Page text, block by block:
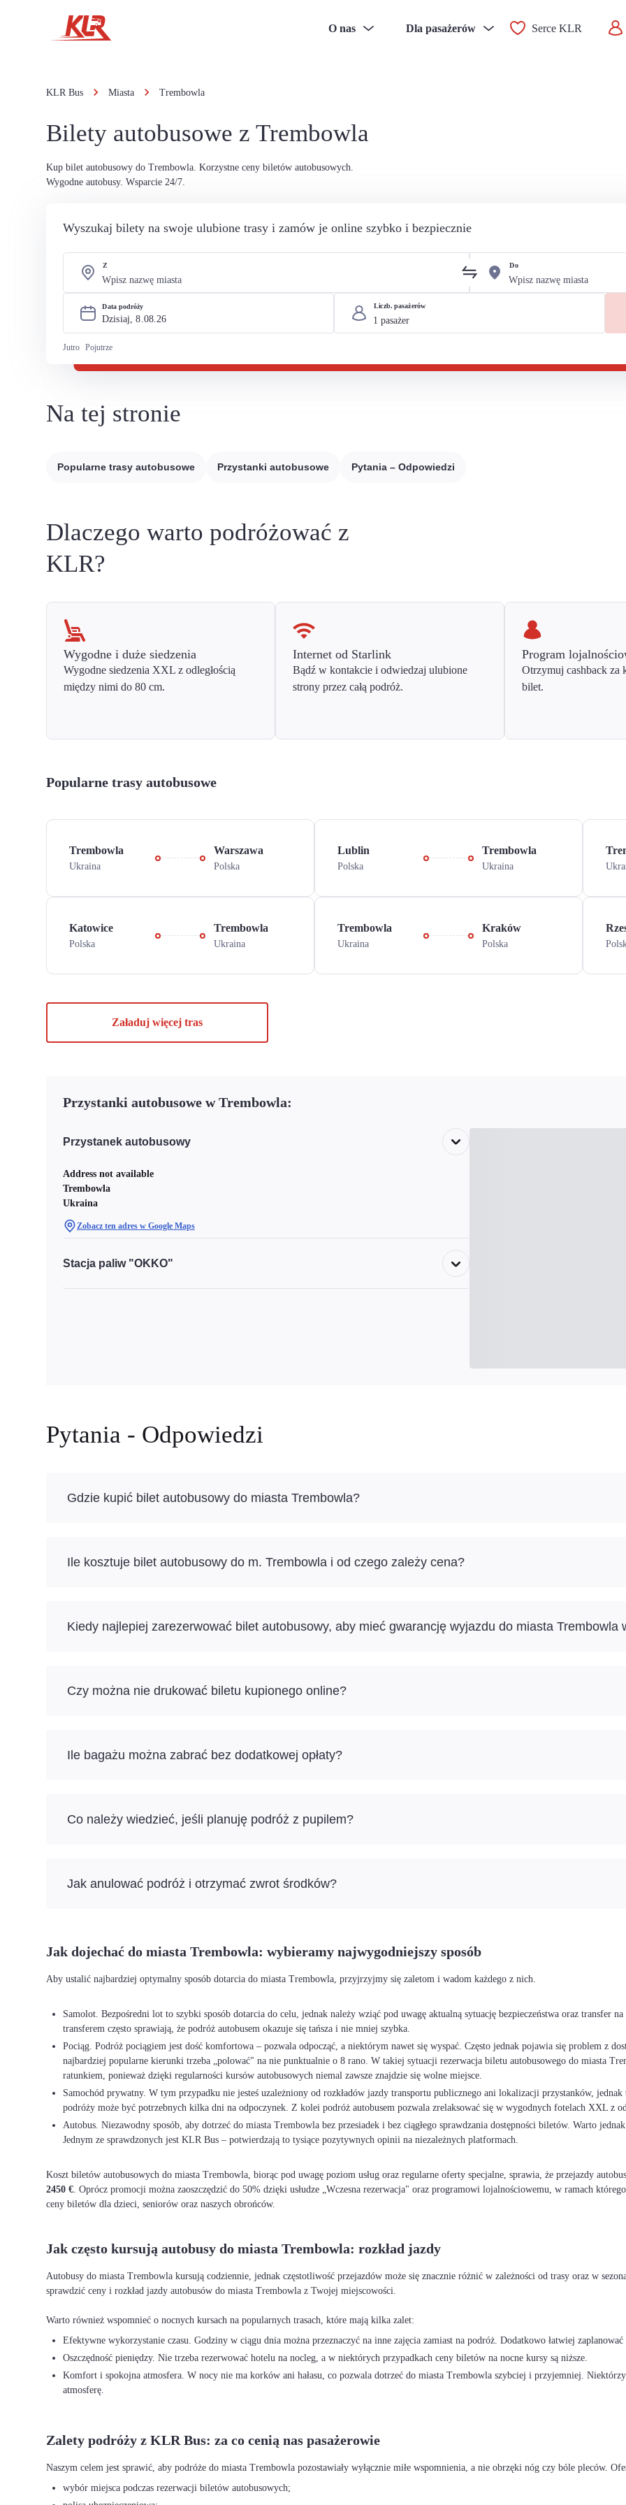
O nas Dla pasażerów Serce KLR
KLR Bus Miasta Trembowla
Bilety autobusowe z Trembowla
Kup bilet autobusowy do Trembowla. Korzystne ceny biletów autobusowych.
Wygodne autobusy. Wsparcie 24/7.
Wyszukaj bilety na swoje ulubione trasy i zamów je online szybko i bezpiecznie
Z Do
Data podróży
Dzisiaj, 8.08.26
Jutro Pojutrze
Liczb. pasażerów
Na tej stronie
Popularne trasy autobusowe Przystanki autobusowe Pytania – Odpowiedzi
Dlaczego warto podróżować z
KLR?
Wygodne i duże siedzenia
Wygodne siedzenia XXL z odległością
między nimi do 80 cm.
Internet od Starlink
Bądź w kontakcie i odwiedzaj ulubione
strony przez całą podróż.
Program
Otrzymuj cashback za
bilet.
Popularne trasy autobusowe
Trembowla
Ukraina
Warszawa
Polska
Lublin
Polska
Trembowla
Ukraina
Katowice
Polska
Trembowla
Ukraina
Trembowla
Ukraina
Kraków
Polska
Załaduj więcej tras
Przystanki autobusowe w Trembowla:
Przystanek autobusowy
Address not available
Trembowla
Ukraina
Zobacz ten adres w Google Maps
Stacja paliw "OKKO"
Pytania - Odpowiedzi
Gdzie kupić bilet autobusowy do miasta Trembowla?
Ile kosztuje bilet autobusowy do m. Trembowla i od czego zależy cena?
Kiedy najlepiej zarezerwować bilet autobusowy, aby mieć gwarancję wyjazdu do miasta Trembowla
Czy można nie drukować biletu kupionego online?
Ile bagażu można zabrać bez dodatkowej opłaty?
Co należy wiedzieć, jeśli planuję podróż z pupilem?
Jak anulować podróż i otrzymać zwrot środków?
Jak dojechać do miasta Trembowla: wybieramy najwygodniejszy sposób
Aby ustalić najbardziej optymalny sposób dotarcia do miasta Trembowla, przyjrzyjmy się zaletom i wadom każdego z nich.
Samolot. Bezpośredni lot to szybki sposób dotarcia do celu, jednak należy wziąć pod uwagę aktualną sytuację bezpieczeństwa oraz transfer
transferem często sprawiają, że podróż autobusem okazuje się tańsza i nie mniej szybka.
Pociąg. Podróż pociągiem jest dość komfortowa – pozwala odpocząć, a niektórym nawet się wyspać. Często jednak pojawia się problem z
najbardziej popularne kierunki trzeba „polować" na nie punktualnie o 8 rano. W takiej sytuacji rezerwacja biletu autobusowego do miasta
ratunkiem, ponieważ dzięki regularności kursów autobusowych niemal zawsze znajdzie się wolne miejsce.
Samochód prywatny. W tym przypadku nie jesteś uzależniony od rozkładów jazdy transportu publicznego ani lokalizacji przystanków,
podróży może być potrzebnych kilka dni na odpoczynek. Z kolei podróż autobusem pozwala zrelaksować się w wygodnych fotelach XXL z
Autobus. Niezawodny sposób, aby dotrzeć do miasta Trembowla bez przesiadek i bez ciągłego sprawdzania dostępności biletów. Warto
Jednym ze sprawdzonych jest KLR Bus – potwierdzają to tysiące pozytywnych opinii na niezależnych platformach.
Koszt biletów autobusowych do miasta Trembowla, biorąc pod uwagę poziom usług oraz regularne oferty specjalne, sprawia, że przejazdy
2450 €. Oprócz promocji można zaoszczędzić do 50% dzięki usłudze „Wczesna rezerwacja" oraz programowi lojalnościowemu, w ramach
ceny biletów dla dzieci, seniorów oraz naszych obrońców.
Jak często kursują autobusy do miasta Trembowla: rozkład jazdy
Autobusy do miasta Trembowla kursują codziennie, jednak częstotliwość przejazdów może się znacznie różnić w zależności od trasy oraz w
sprawdzić ceny i rozkład jazdy autobusów do miasta Trembowla z Twojej miejscowości.
Efektywne wykorzystanie czasu. Godziny w ciągu dnia można przeznaczyć na inne zajęcia zamiast na podróż. Dodatkowo łatwiej zaplanować
Oszczędność pieniędzy. Nie trzeba rezerwować hotelu na nocleg, a w niektórych przypadkach ceny biletów na nocne kursy są niższe.
Komfort i spokojna atmosfera. W nocy nie ma korków ani hałasu, co pozwala dotrzeć do miasta Trembowla szybciej i przyjemniej.
atmosferę.
Zalety podróży z KLR Bus: za co cenią nas pasażerowie
wybór miejsca podczas rezerwacji biletów autobusowych;